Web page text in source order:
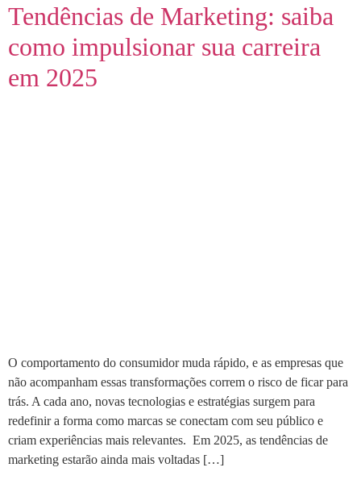
Tendências de Marketing: saiba
como impulsionar sua carreira
em 2025
O comportamento do consumidor muda rápido, e as empresas que
não acompanham essas transformações correm o risco de ficar para
trás. A cada ano, novas tecnologias e estratégias surgem para
redefinir a forma como marcas se conectam com seu público e
criam experiências mais relevantes. Em 2025, as tendências de
marketing estarão ainda mais voltadas […]